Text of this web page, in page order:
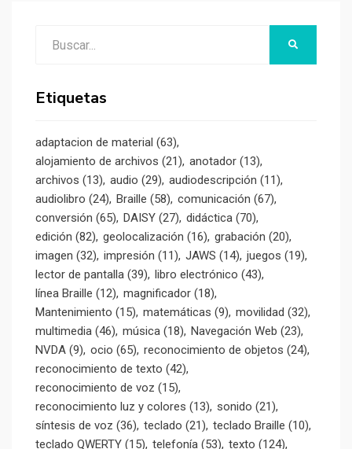
Etiquetas
adaptacion de material (63)
alojamiento de archivos (21) anotador (13)
archivos (13) audio (29) audiodescripción (11)
audiolibro (24) Braille (58) comunicación (67)
conversión (65) DAISY (27) didáctica (70)
edición (82) geolocalización (16) grabación (20)
imagen (32) impresión (11) JAWS (14) juegos (19)
lector de pantalla (39) libro electrónico (43)
línea Braille (12) magnificador (18)
Mantenimiento (15) matemáticas (9) movilidad (32)
multimedia (46) música (18) Navegación Web (23)
NVDA (9) ocio (65) reconocimiento de objetos (24)
reconocimiento de texto (42)
reconocimiento de voz (15)
reconocimiento luz y colores (13) sonido (21)
síntesis de voz (36) teclado (21) teclado Braille (10)
teclado QWERTY (15) telefonía (53) texto (124)